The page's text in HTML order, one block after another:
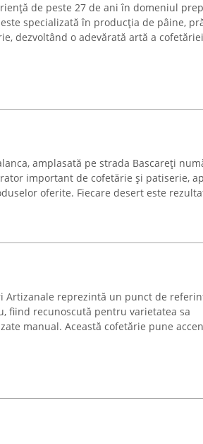
de peste 27 de ani în domeniul
specializată în producția de pâine,
dezvoltând o adevărată artă a
amplasată pe strada Bascareți
important de cofetărie și patiserie,
oferite. Fiecare desert este
Artizanale reprezintă un punct de
fiind recunoscută pentru varietatea sa
manual. Această cofetărie pune